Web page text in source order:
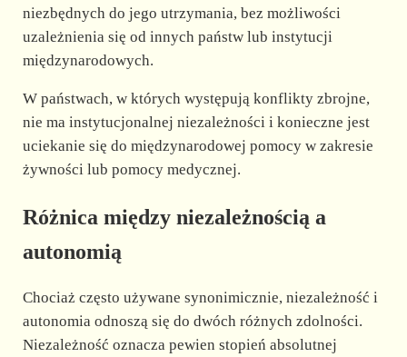
niezbędnych do jego utrzymania, bez możliwości
uzależnienia się od innych państw lub instytucji
międzynarodowych.
W państwach, w których występują konflikty zbrojne,
nie ma instytucjonalnej niezależności i konieczne jest
uciekanie się do międzynarodowej pomocy w zakresie
żywności lub pomocy medycznej.
Różnica między niezależnością a
autonomią
Chociaż często używane synonimicznie, niezależność i
autonomia odnoszą się do dwóch różnych zdolności.
Niezależność oznacza pewien stopień absolutnej